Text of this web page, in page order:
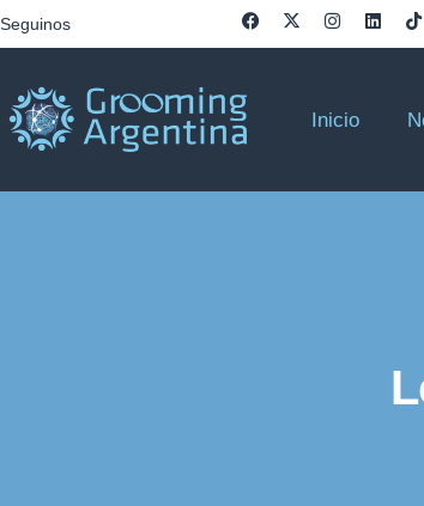
Seguinos
Inicio